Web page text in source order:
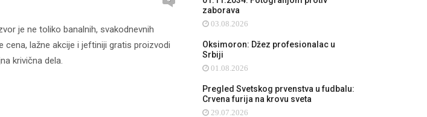
je ne toliko banalnih, svakodnevnih
cena, lažne akcije i jeftiniji gratis proizvodi
krivična dela.
zaborava
03.08.2026
Oksimoron: Džez profesionalac u
Srbiji
01.08.2026
Pregled Svetskog prvenstva u fudbalu:
Crvena furija na krovu sveta
29.07.2026